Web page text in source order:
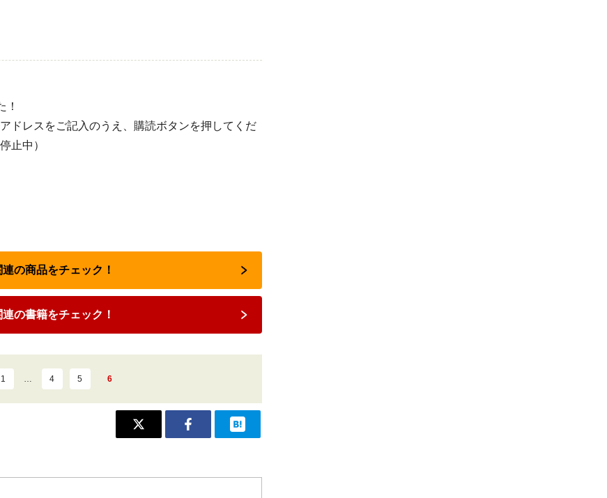
！
ドレスをご記入のうえ、購読ボタンを押してくだ
止中）
の商品をチェック！
の書籍をチェック！
1 … 4 5 6